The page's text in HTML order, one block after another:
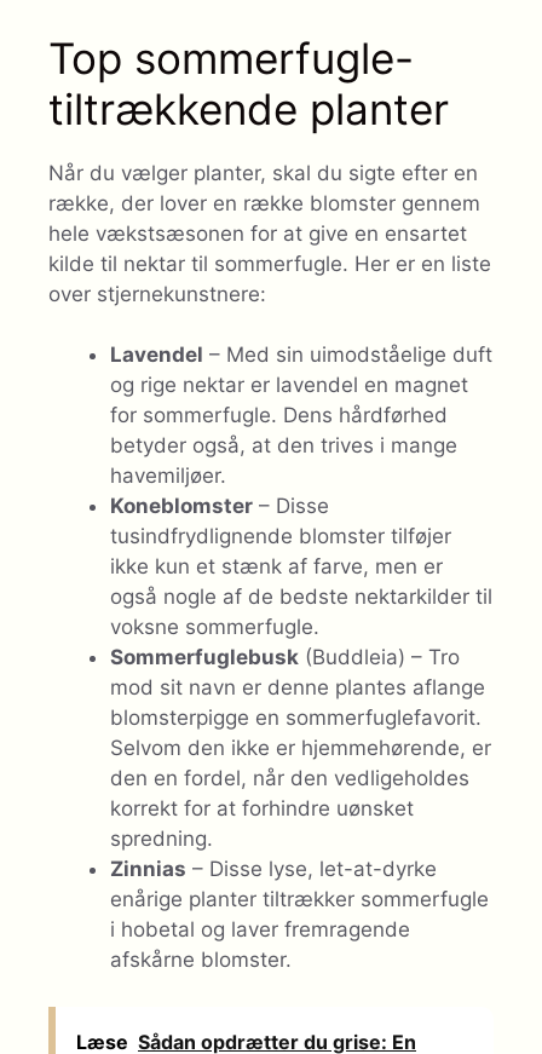
Top sommerfugle-
tiltrækkende planter
Når du vælger planter, skal du sigte efter en
række, der lover en række blomster gennem
hele vækstsæsonen for at give en ensartet
kilde til nektar til sommerfugle. Her er en liste
over stjernekunstnere:
Lavendel – Med sin uimodståelige duft
og rige nektar er lavendel en magnet
for sommerfugle. Dens hårdførhed
betyder også, at den trives i mange
havemiljøer.
Koneblomster – Disse
tusindfrydlignende blomster tilføjer
ikke kun et stænk af farve, men er
også nogle af de bedste nektarkilder til
voksne sommerfugle.
Sommerfuglebusk (Buddleia) – Tro
mod sit navn er denne plantes aflange
blomsterpigge en sommerfuglefavorit.
Selvom den ikke er hjemmehørende, er
den en fordel, når den vedligeholdes
korrekt for at forhindre uønsket
spredning.
Zinnias – Disse lyse, let-at-dyrke
enårige planter tiltrækker sommerfugle
i hobetal og laver fremragende
afskårne blomster.
Læse Sådan opdrætter du grise: En